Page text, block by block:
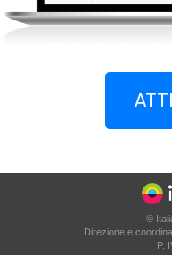
©
Direzione e
P.